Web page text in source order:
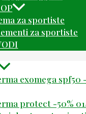
za sportiste
za sportiste
exomega spf50
protect -50%